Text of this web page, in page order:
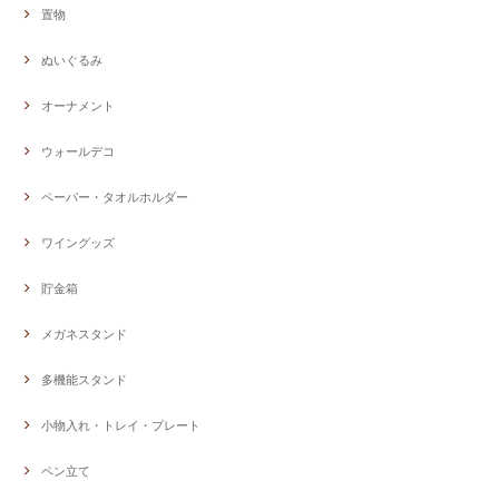
置物
ぬいぐるみ
オーナメント
ウォールデコ
ペーパー・タオルホルダー
ワイングッズ
貯金箱
メガネスタンド
多機能スタンド
小物入れ・トレイ・プレート
ペン立て